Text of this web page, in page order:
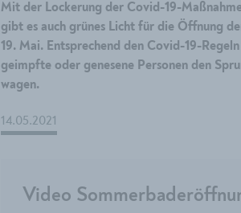
Mit der Lockerung der Covid-19-
gibt es auch grünes Licht für die Öffnung
19. Mai. Entsprechend den Covid-19-
geimpfte oder genesene Personen den
wagen.
14.05.2021
Video